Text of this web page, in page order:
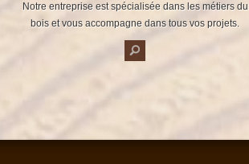
Notre entreprise est spécialisée dans les métiers du
bois et vous accompagne dans tous vos projets.